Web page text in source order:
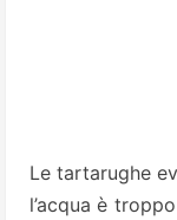
Le tartarughe
l’acqua è